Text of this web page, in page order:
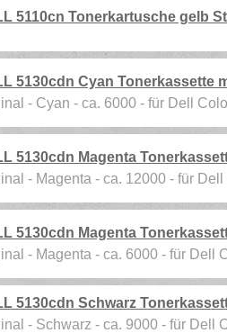
5110cn Tonerkartusche gelb
5130cdn Cyan Tonerkassette
- Cyan - ca. 6000 - für Dell
5130cdn Magenta
- Magenta - ca. 12000 - für
5130cdn Magenta
- Magenta - ca. 6000 - für Dell
5130cdn Schwarz
- Schwarz - ca. 9000 - für Dell